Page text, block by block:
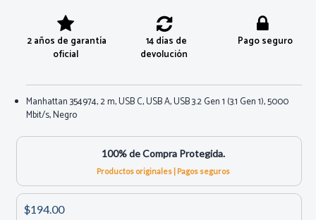
2 años de garantía
oficial
14 días de
devolución
Pago seguro
Manhattan 354974, 2 m, USB C, USB A, USB 3.2 Gen 1 (3.1 Gen 1), 5000
Mbit/s, Negro
100% de Compra Protegida.
Productos originales | Pagos seguros
$194.00